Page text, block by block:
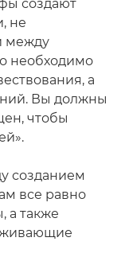
создают
не
между
необходимо
а
Вы должны
чтобы
созданием
все равно
а также